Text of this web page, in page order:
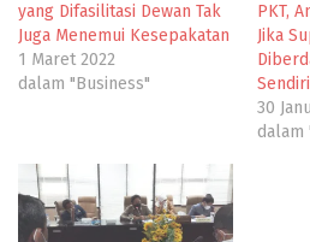
yang Difasilitasi Dewan Tak
Juga Menemui Kesepakatan
1 Maret 2022
dalam "Business"
PKT,
Jika
Sendiri
30
dalam